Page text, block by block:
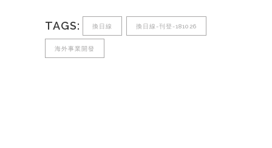
TAGS: 換日線 換日線-刊登-181026
海外事業開發